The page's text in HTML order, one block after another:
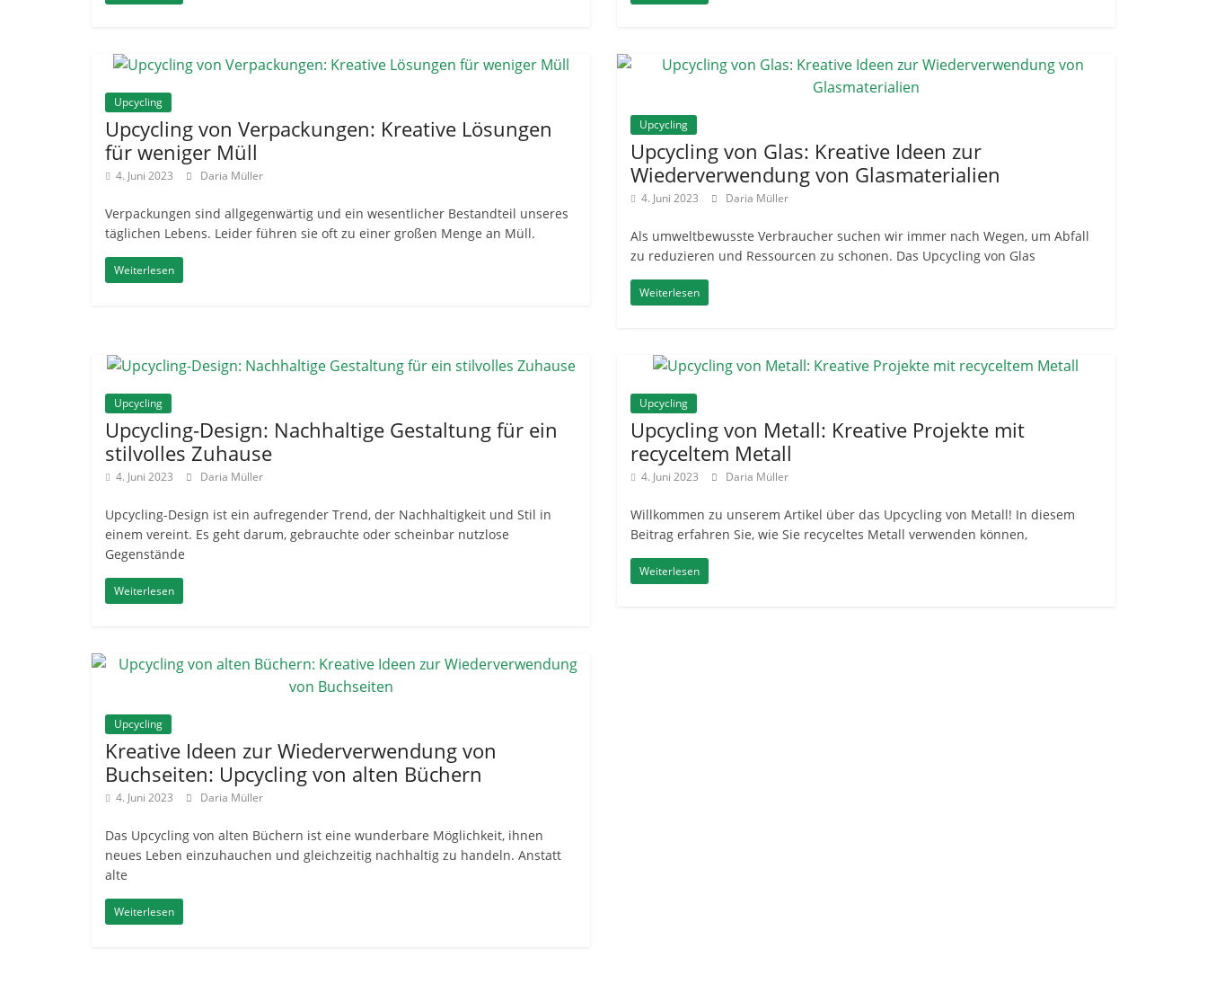
Upcycling
Upcycling von Verpackungen: Kreative Lösungen
für weniger Müll
4. Juni 2023 Daria Müller
Verpackungen sind allgegenwärtig und ein wesentlicher Bestandteil unseres
täglichen Lebens. Leider führen sie oft zu einer großen Menge an Müll.
Weiterlesen
Upcycling
Upcycling von Glas: Kreative Ideen zur
Wiederverwendung von Glasmaterialien
4. Juni 2023 Daria Müller
Als umweltbewusste Verbraucher suchen wir immer nach Wegen, um Abfall
zu reduzieren und Ressourcen zu schonen. Das Upcycling von Glas
Weiterlesen
Upcycling
Upcycling-Design: Nachhaltige Gestaltung für ein
stilvolles Zuhause
4. Juni 2023 Daria Müller
Upcycling-Design ist ein aufregender Trend, der Nachhaltigkeit und Stil in
einem vereint. Es geht darum, gebrauchte oder scheinbar nutzlose
Gegenstände
Weiterlesen
Upcycling
Upcycling von Metall: Kreative Projekte mit
recyceltem Metall
4. Juni 2023 Daria Müller
Willkommen zu unserem Artikel über das Upcycling von Metall! In diesem
Beitrag erfahren Sie, wie Sie recyceltes Metall verwenden können,
Weiterlesen
Upcycling
Kreative Ideen zur Wiederverwendung von
Buchseiten: Upcycling von alten Büchern
4. Juni 2023 Daria Müller
Das Upcycling von alten Büchern ist eine wunderbare Möglichkeit, ihnen
neues Leben einzuhauchen und gleichzeitig nachhaltig zu handeln. Anstatt
alte
Weiterlesen